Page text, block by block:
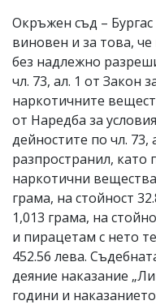
Окръжен съд –
виновен и за това, че
без надлежно
чл. 73, ал. 1 от Закон
наркотичните
от Наредба за
дейностите по чл. 73,
разпространил, като
наркотични
грама, на стойност
1,013 грама, на
и пирацетам с нето
452.56 лева.
деяние наказание
години и